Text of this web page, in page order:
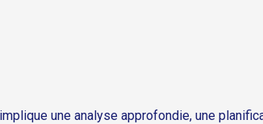
une analyse approfondie, une